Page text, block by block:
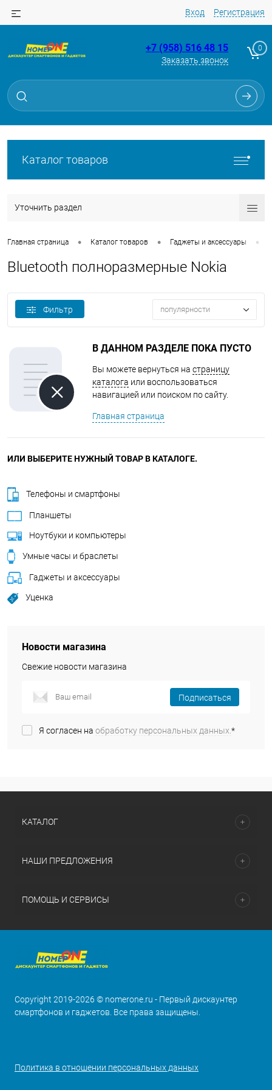
Вход Регистрация
+7 (958) 516 48 15
Заказать звонок
0
Каталог товаров
Уточнить раздел
Главная страница • Каталог товаров • Гаджеты и аксессуары •
Bluetooth полноразмерные Nokia
Фильтр популярности
В ДАННОМ РАЗДЕЛЕ ПОКА ПУСТО
Вы можете вернуться на страницу
каталога или воспользоваться
навигацией или поиском по сайту.
Главная страница
ИЛИ ВЫБЕРИТЕ НУЖНЫЙ ТОВАР В КАТАЛОГЕ.
Телефоны и смартфоны
Планшеты
Ноутбуки и компьютеры
Умные часы и браслеты
Гаджеты и аксессуары
Уценка
Новости магазина
Свежие новости магазина
Подписаться
Я согласен на обработку персональных данных. *
КАТАЛОГ
НАШИ ПРЕДЛОЖЕНИЯ
ПОМОЩЬ И СЕРВИСЫ
Copyright 2019-2026 © nomerone.ru - Первый дискаунтер
смартфонов и гаджетов. Все права защищены.
Политика в отношении персональных данных